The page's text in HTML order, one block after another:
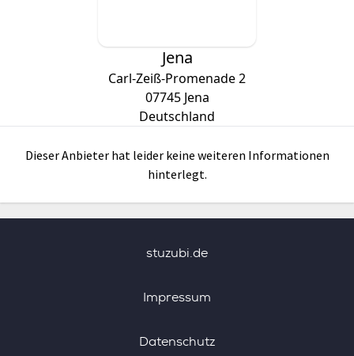
Jena
Carl-Zeiß-Promenade 2
07745 Jena
Deutschland
Dieser Anbieter hat leider keine weiteren Informationen
hinterlegt.
stuzubi.de
Impressum
Datenschutz